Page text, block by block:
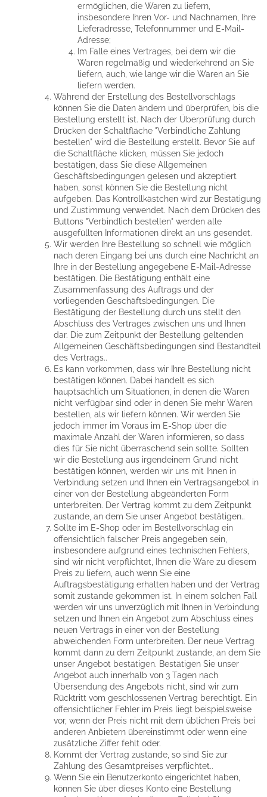
ermöglichen, die Waren zu liefern,
insbesondere Ihren Vor- und Nachnamen, Ihre
Lieferadresse, Telefonnummer und E-Mail-
Adresse;
Im Falle eines Vertrages, bei dem wir die
Waren regelmäßig und wiederkehrend an Sie
liefern, auch, wie lange wir die Waren an Sie
liefern werden.
Während der Erstellung des Bestellvorschlags
können Sie die Daten ändern und überprüfen, bis die
Bestellung erstellt ist. Nach der Überprüfung durch
Drücken der Schaltfläche "Verbindliche Zahlung
bestellen" wird die Bestellung erstellt. Bevor Sie auf
die Schaltfläche klicken, müssen Sie jedoch
bestätigen, dass Sie diese Allgemeinen
Geschäftsbedingungen gelesen und akzeptiert
haben, sonst können Sie die Bestellung nicht
aufgeben. Das Kontrollkästchen wird zur Bestätigung
und Zustimmung verwendet. Nach dem Drücken des
Buttons "Verbindlich bestellen" werden alle
ausgefüllten Informationen direkt an uns gesendet.
Wir werden Ihre Bestellung so schnell wie möglich
nach deren Eingang bei uns durch eine Nachricht an
Ihre in der Bestellung angegebene E-Mail-Adresse
bestätigen. Die Bestätigung enthält eine
Zusammenfassung des Auftrags und der
vorliegenden Geschäftsbedingungen. Die
Bestätigung der Bestellung durch uns stellt den
Abschluss des Vertrages zwischen uns und Ihnen
dar. Die zum Zeitpunkt der Bestellung geltenden
Allgemeinen Geschäftsbedingungen sind Bestandteil
des Vertrags..
Es kann vorkommen, dass wir Ihre Bestellung nicht
bestätigen können. Dabei handelt es sich
hauptsächlich um Situationen, in denen die Waren
nicht verfügbar sind oder in denen Sie mehr Waren
bestellen, als wir liefern können. Wir werden Sie
jedoch immer im Voraus im E-Shop über die
maximale Anzahl der Waren informieren, so dass
dies für Sie nicht überraschend sein sollte. Sollten
wir die Bestellung aus irgendeinem Grund nicht
bestätigen können, werden wir uns mit Ihnen in
Verbindung setzen und Ihnen ein Vertragsangebot in
einer von der Bestellung abgeänderten Form
unterbreiten. Der Vertrag kommt zu dem Zeitpunkt
zustande, an dem Sie unser Angebot bestätigen..
Sollte im E-Shop oder im Bestellvorschlag ein
offensichtlich falscher Preis angegeben sein,
insbesondere aufgrund eines technischen Fehlers,
sind wir nicht verpflichtet, Ihnen die Ware zu diesem
Preis zu liefern, auch wenn Sie eine
Auftragsbestätigung erhalten haben und der Vertrag
somit zustande gekommen ist. In einem solchen Fall
werden wir uns unverzüglich mit Ihnen in Verbindung
setzen und Ihnen ein Angebot zum Abschluss eines
neuen Vertrags in einer von der Bestellung
abweichenden Form unterbreiten. Der neue Vertrag
kommt dann zu dem Zeitpunkt zustande, an dem Sie
unser Angebot bestätigen. Bestätigen Sie unser
Angebot auch innerhalb von 3 Tagen nach
Übersendung des Angebots nicht, sind wir zum
Rücktritt vom geschlossenen Vertrag berechtigt. Ein
offensichtlicher Fehler im Preis liegt beispielsweise
vor, wenn der Preis nicht mit dem üblichen Preis bei
anderen Anbietern übereinstimmt oder wenn eine
zusätzliche Ziffer fehlt oder.
Kommt der Vertrag zustande, so sind Sie zur
Zahlung des Gesamtpreises verpflichtet..
Wenn Sie ein Benutzerkonto eingerichtet haben,
können Sie über dieses Konto eine Bestellung